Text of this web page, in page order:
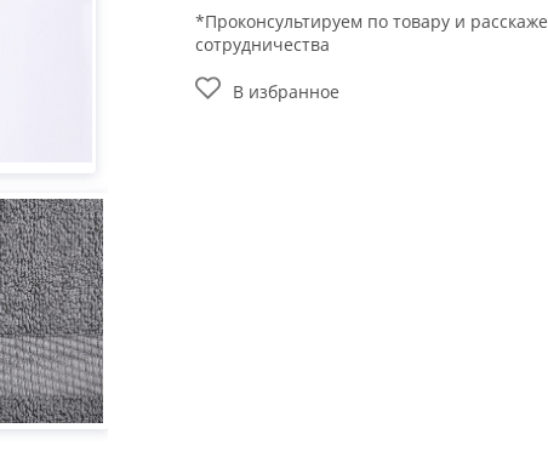
*Проконсультируем по товару и
сотрудничества
В избранное